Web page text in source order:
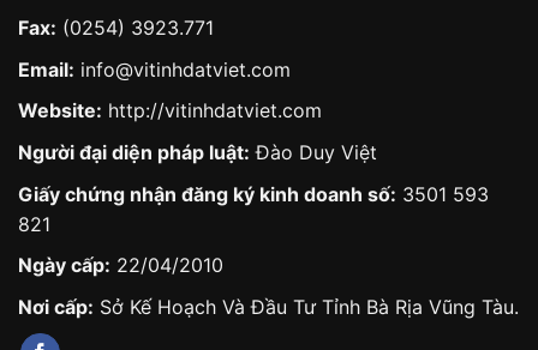
Fax: (0254) 3923.771
Email: info@vitinhdatviet.com
Website: http://vitinhdatviet.com
Người đại diện pháp luật: Đào Duy Việt
Giấy chứng nhận đăng ký kinh doanh số: 3501 593
821
Ngày cấp: 22/04/2010
Nơi cấp: Sở Kế Hoạch Và Đầu Tư Tỉnh Bà Rịa Vũng Tàu.